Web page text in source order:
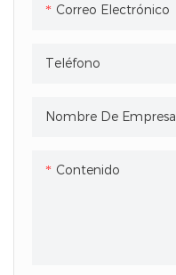
Correo Electrónico
Teléfono
Nombre De Empresa
Contenido